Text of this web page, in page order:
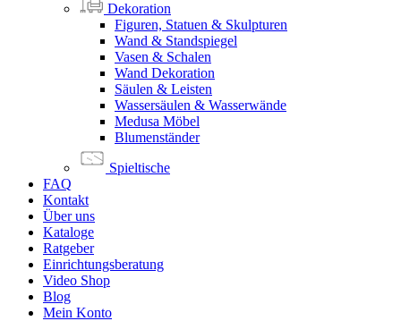
Dekoration
Figuren, Statuen & Skulpturen
Wand & Standspiegel
Vasen & Schalen
Wand Dekoration
Säulen & Leisten
Wassersäulen & Wasserwände
Medusa Möbel
Blumenständer
Spieltische
FAQ
Kontakt
Über uns
Kataloge
Ratgeber
Einrichtungsberatung
Video Shop
Blog
Mein Konto